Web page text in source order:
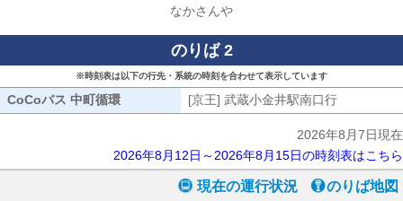
なかさんや
のりば 2
※時刻表は以下の行先・系統の時刻を合わせて表示しています
CoCoバス 中町循環 CoCoバス 中町循環[京王] 武蔵小金井駅南口行
2026年8月7日現在
2026年8月12日～2026年8月15日の時刻表はこちら
現在の運行状況 のりば地図